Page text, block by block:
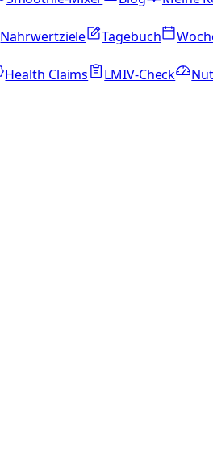
Nährwertziele Tagebuch
Health Claims LMIV-Check